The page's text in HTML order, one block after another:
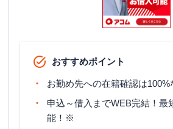
おすすめポイント
お勤め先への在籍確認は100%
申込～借入までWEB完結！最
能！※